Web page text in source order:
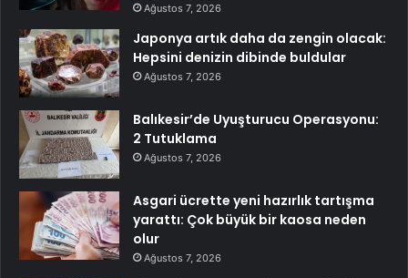
Ağustos 7, 2026
Japonya artık daha da zengin olacak:
Hepsini denizin dibinde buldular
Ağustos 7, 2026
Balıkesir’de Uyuşturucu Operasyonu:
2 Tutuklama
Ağustos 7, 2026
Asgari ücrette yeni hazırlık tartışma
yarattı: Çok büyük bir kaosa neden
olur
Ağustos 7, 2026